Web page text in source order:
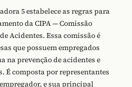
5 estabelece as regras para
da CIPA — Comissão
Acidentes. Essa comissão é
que possuem empregados
na prevenção de acidentes e
É composta por representantes
e sua principal